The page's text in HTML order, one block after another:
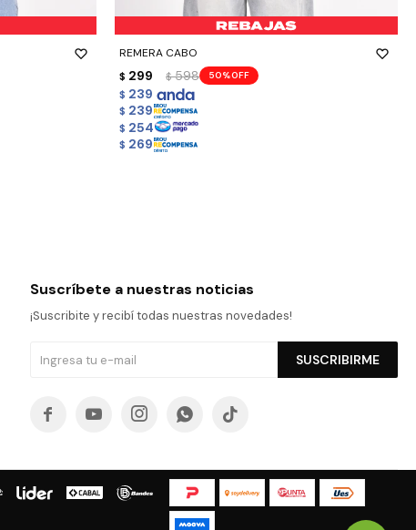
REMERA CABO
$ 299 $ 598 50
$ 239
$ 239
$ 254
$ 269
- +
Suscríbete a nuestras noticias
¡Suscribite y recibí todas nuestras novedades!
SUSCRIBIRME
    